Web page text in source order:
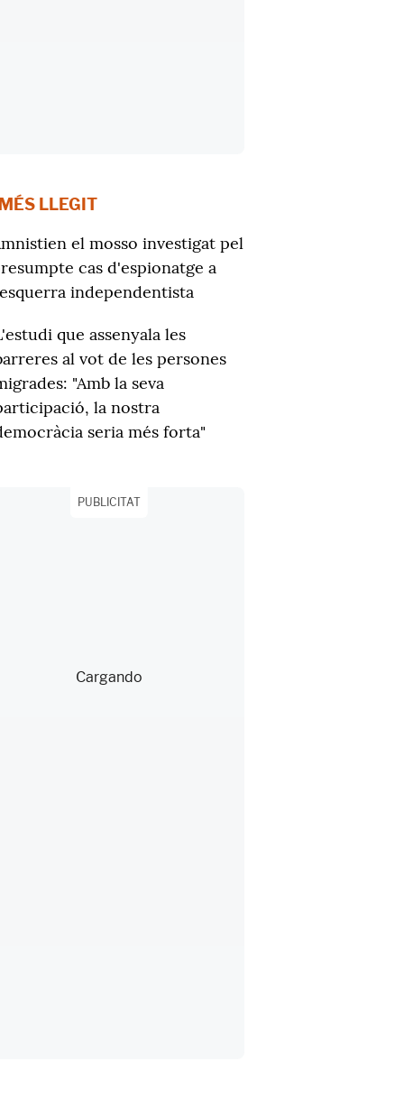
LLEGIT
el mosso investigat pel
cas d'espionatge a
independentista
que assenyala les
al vot de les persones
"Amb la seva
la nostra
seria més forta"
PUBLICITAT